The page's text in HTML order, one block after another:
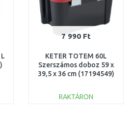
7 990 Ft
KETER TOTEM 60L
Szerszámos doboz 59 x
39,5 x 36 cm (17194549)
RAKTÁRON